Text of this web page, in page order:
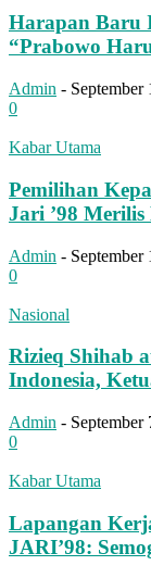
Harapan Baru
“Prabowo
Admin - September
0
Kabar Utama
Pemilihan
Jari ’98 Merilis
Admin - September
0
Nasional
Rizieq Shihab
Indonesia,
Admin - September
0
Kabar Utama
Lapangan
JARI’98: